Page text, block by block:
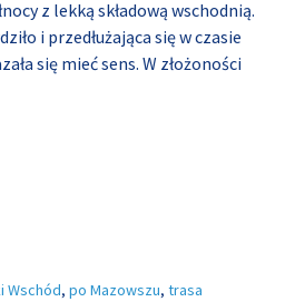
z lekką składową wschodnią.
i przedłużająca się w czasie
się mieć sens. W złożoności
Wschód, po Mazowszu, trasa